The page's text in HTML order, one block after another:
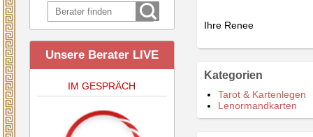
Unsere Berater LIVE
IM GESPRÄCH
Ihre Renee
Kategorien
Tarot & Kartenlegen
Lenormandkarten